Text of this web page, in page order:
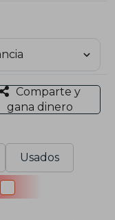
Comparte y
gana dinero
Usados